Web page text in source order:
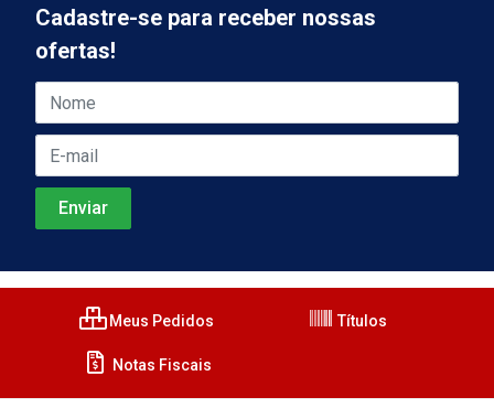
Cadastre-se para receber nossas
ofertas!
Meus Pedidos Títulos
Notas Fiscais